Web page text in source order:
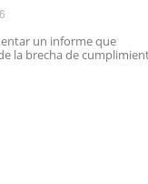
un informe que
la brecha de